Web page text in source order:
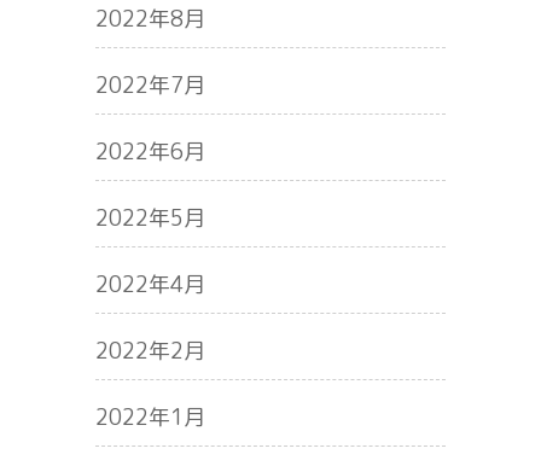
2022年8月
2022年7月
2022年6月
2022年5月
2022年4月
2022年2月
2022年1月